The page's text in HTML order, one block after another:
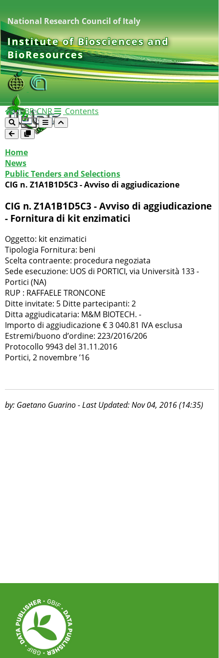
National Research Council of Italy
Institute of Biosciences and
BioResources
IBBR-CNR Contents
Home
News
Public Tenders and Selections
CIG n. Z1A1B1D5C3 - Avviso di aggiudicazione
CIG n. Z1A1B1D5C3 - Avviso di aggiudicazione
- Fornitura di kit enzimatici
Oggetto: kit enzimatici
Tipologia Fornitura: beni
Scelta contraente: procedura negoziata
Sede esecuzione: UOS di PORTICI, via Università 133 -
Portici (NA)
RUP : RAFFAELE TRONCONE
Ditte invitate: 5 Ditte partecipanti: 2
Ditta aggiudicataria: M&M BIOTECH. -
Importo di aggiudicazione € 3 040.81 IVA esclusa
Estremi/buono d’ordine: 223/2016/206
Protocollo 9943 del 31.11.2016
Portici, 2 novembre ’16
by: Gaetano Guarino - Last Updated: Nov 04, 2016 (14:35)